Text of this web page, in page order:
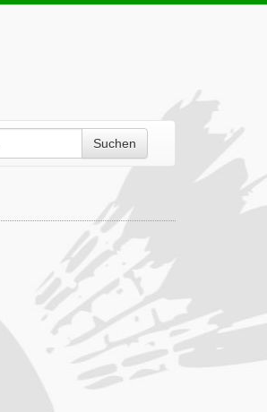
Suchen